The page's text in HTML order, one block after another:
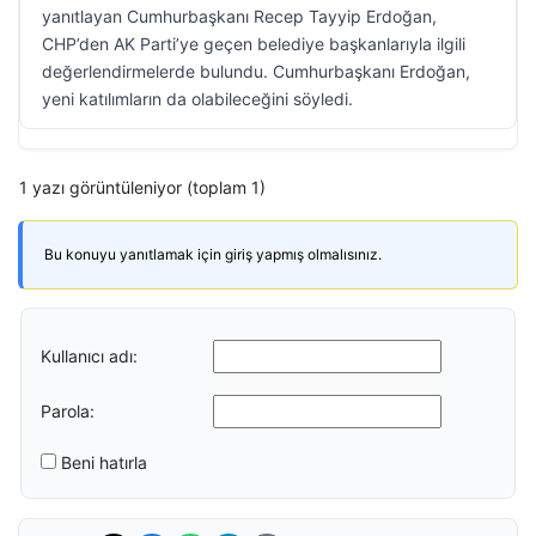
yanıtlayan Cumhurbaşkanı Recep Tayyip Erdoğan,
CHP’den AK Parti’ye geçen belediye başkanlarıyla ilgili
değerlendirmelerde bulundu. Cumhurbaşkanı Erdoğan,
yeni katılımların da olabileceğini söyledi.
1 yazı görüntüleniyor (toplam 1)
Bu konuyu yanıtlamak için giriş yapmış olmalısınız.
Kullanıcı adı:
Parola:
Beni hatırla